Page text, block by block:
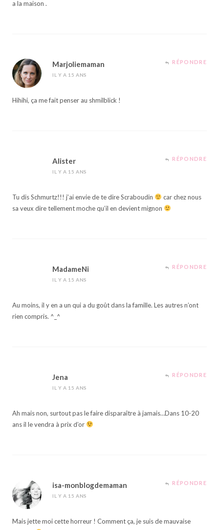
a la maison .
Marjoliemaman
IL Y A 15 ANS
RÉPONDRE
Hihihi, ça me fait penser au shmilblick !
Alister
IL Y A 15 ANS
RÉPONDRE
Tu dis Schmurtz!!! j’ai envie de te dire Scraboudin
car chez nous
sa veux dire tellement moche qu’il en devient mignon
MadameNi
IL Y A 15 ANS
RÉPONDRE
Au moins, il y en a un qui a du goût dans la famille. Les autres n’ont
rien compris. ^_^
Jena
IL Y A 15 ANS
RÉPONDRE
Ah mais non, surtout pas le faire disparaître à jamais…Dans 10-20
ans il le vendra à prix d’or
isa-monblogdemaman
IL Y A 15 ANS
RÉPONDRE
Mais jette moi cette horreur ! Comment ça, je suis de mauvaise